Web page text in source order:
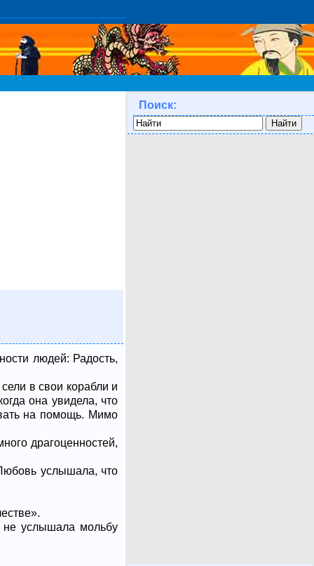
людей: Радость,
в свои корабли и
она увидела, что
на помощь. Мимо
драгоценностей,
услышала, что
не услышала мольбу
Поиск: